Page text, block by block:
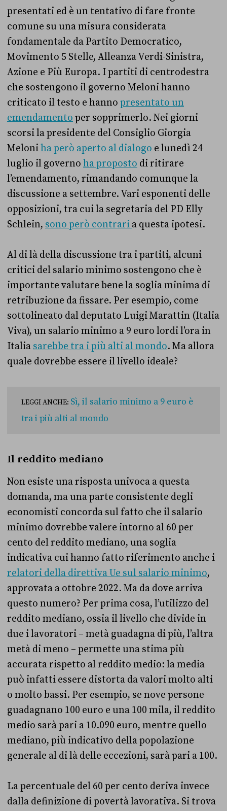
presentati ed è un tentativo di fare fronte
comune su una misura considerata
fondamentale da Partito Democratico,
Movimento 5 Stelle, Alleanza Verdi-Sinistra,
Azione e Più Europa. I partiti di centrodestra
che sostengono il governo Meloni hanno
criticato il testo e hanno presentato un
emendamento per sopprimerlo. Nei giorni
scorsi la presidente del Consiglio Giorgia
Meloniha però aperto al dialogo e lunedì 24
luglio il governo ha proposto di ritirare
l’emendamento, rimandando comunque la
discussione a settembre. Vari esponenti delle
opposizioni, tra cui la segretaria del PD Elly
Schlein, sono però contrari a questa ipotesi.
Al di là della discussione tra i partiti, alcuni
critici del salario minimo sostengono che è
importante valutare bene la soglia minima di
retribuzione da fissare. Per esempio, come
sottolineato dal deputato Luigi Marattin (Italia
Viva), un salario minimo a 9 euro lordi l’ora in
Italia sarebbe tra i più alti al mondo. Ma allora
quale dovrebbe essere il livello ideale?
LEGGI ANCHE: Sì, il salario minimo a 9 euro è
tra i più alti al mondo
Il reddito mediano
Non esiste una risposta univoca a questa
domanda, ma una parte consistente degli
economisti concorda sul fatto che il salario
minimo dovrebbe valere intorno al 60 per
cento del reddito mediano, una soglia
indicativa cui hanno fatto riferimento anche i
relatori della direttiva Ue sul salario minimo,
approvata a ottobre 2022. Ma da dove arriva
questo numero? Per prima cosa, l’utilizzo del
reddito mediano, ossia il livello che divide in
due i lavoratori – metà guadagna di più, l’altra
metà di meno – permette una stima più
accurata rispetto al reddito medio: la media
può infatti essere distorta da valori molto alti
o molto bassi. Per esempio, se nove persone
guadagnano 100 euro e una 100 mila, il reddito
medio sarà pari a 10.090 euro, mentre quello
mediano, più indicativo della popolazione
generale al di là delle eccezioni, sarà pari a 100.
La percentuale del 60 per cento deriva invece
dalla definizione di povertà lavorativa. Si trova